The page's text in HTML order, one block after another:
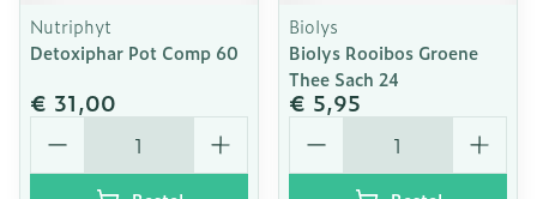
Nutriphyt
Detoxiphar Pot Comp 60
€ 31,00
Aantal
Biolys
Biolys Rooibos Groene
Thee Sach 24
€ 5,95
Aantal